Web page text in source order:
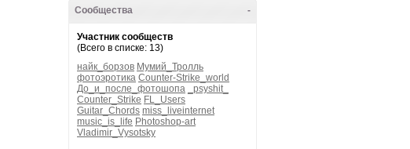
-
Сообщества
Участник сообществ
(Всего в списке: 13)
найк_борзов Мумий_Тролль
фотоэротика Counter-Strike_world
До_и_после_фотошопа
_psyshit_
Counter_Strike FL_Users
Guitar_Chords miss_liveinternet
music_is_life Photoshop-art
Vladimir_Vysotsky